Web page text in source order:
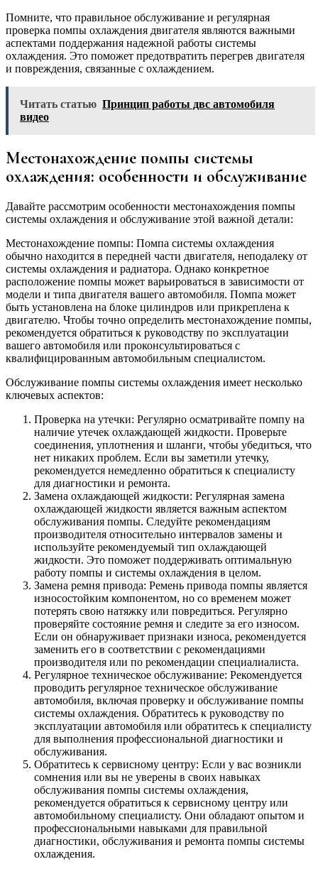
Помните, что правильное обслуживание и регулярная
проверка помпы охлаждения двигателя являются важными
аспектами поддержания надежной работы системы
охлаждения. Это поможет предотвратить перегрев двигателя
и повреждения, связанные с охлаждением.
Читать статью Принцип работы двс автомобиля
видео
Местонахождение помпы системы
охлаждения: особенности и обслуживание
Давайте рассмотрим особенности местонахождения помпы
системы охлаждения и обслуживание этой важной детали:
Местонахождение помпы: Помпа системы охлаждения
обычно находится в передней части двигателя, неподалеку от
системы охлаждения и радиатора. Однако конкретное
расположение помпы может варьироваться в зависимости от
модели и типа двигателя вашего автомобиля. Помпа может
быть установлена на блоке цилиндров или прикреплена к
двигателю. Чтобы точно определить местонахождение помпы,
рекомендуется обратиться к руководству по эксплуатации
вашего автомобиля или проконсультироваться с
квалифицированным автомобильным специалистом.
Обслуживание помпы системы охлаждения имеет несколько
ключевых аспектов:
Проверка на утечки: Регулярно осматривайте помпу на
наличие утечек охлаждающей жидкости. Проверьте
соединения, уплотнения и шланги, чтобы убедиться, что
нет никаких проблем. Если вы заметили утечку,
рекомендуется немедленно обратиться к специалисту
для диагностики и ремонта.
Замена охлаждающей жидкости: Регулярная замена
охлаждающей жидкости является важным аспектом
обслуживания помпы. Следуйте рекомендациям
производителя относительно интервалов замены и
используйте рекомендуемый тип охлаждающей
жидкости. Это поможет поддерживать оптимальную
работу помпы и системы охлаждения в целом.
Замена ремня привода: Ремень привода помпы является
износостойким компонентом, но со временем может
потерять свою натяжку или повредиться. Регулярно
проверяйте состояние ремня и следите за его износом.
Если он обнаруживает признаки износа, рекомендуется
заменить его в соответствии с рекомендациями
производителя или по рекомендации специалиалиста.
Регулярное техническое обслуживание: Рекомендуется
проводить регулярное техническое обслуживание
автомобиля, включая проверку и обслуживание помпы
системы охлаждения. Обратитесь к руководству по
эксплуатации автомобиля или обратитесь к специалисту
для выполнения профессиональной диагностики и
обслуживания.
Обратитесь к сервисному центру: Если у вас возникли
сомнения или вы не уверены в своих навыках
обслуживания помпы системы охлаждения,
рекомендуется обратиться к сервисному центру или
автомобильному специалисту. Они обладают опытом и
профессиональными навыками для правильной
диагностики, обслуживания и ремонта помпы системы
охлаждения.